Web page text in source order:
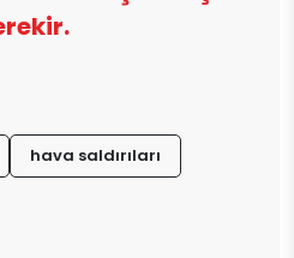
hava saldırıları